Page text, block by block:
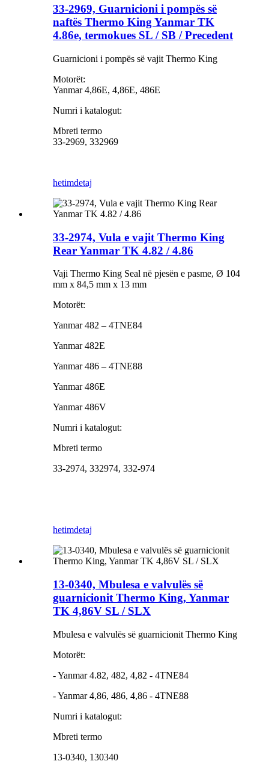
33-2969, Guarnicioni i pompës së
naftës Thermo King Yanmar TK
4.86e, termokues SL / SB / Precedent
Guarnicioni i pompës së vajit Thermo King
Motorët:
Yanmar 4,86E, 4,86E, 486E
Numri i katalogut:
Mbreti termo
33-2969, 332969
hetimdetaj
33-2974, Vula e vajit Thermo King
Rear Yanmar TK 4.82 / 4.86
Vaji Thermo King Seal në pjesën e pasme, Ø 104
mm x 84,5 mm x 13 mm
Motorët:
Yanmar 482 – 4TNE84
Yanmar 482E
Yanmar 486 – 4TNE88
Yanmar 486E
Yanmar 486V
Numri i katalogut:
Mbreti termo
33-2974, 332974, 332-974
hetimdetaj
13-0340, Mbulesa e valvulës së
guarnicionit Thermo King, Yanmar
TK 4,86V SL / SLX
Mbulesa e valvulës së guarnicionit Thermo King
Motorët:
- Yanmar 4.82, 482, 4,82 - 4TNE84
- Yanmar 4,86, 486, 4,86 ​​- 4TNE88
Numri i katalogut:
Mbreti termo
13-0340, 130340